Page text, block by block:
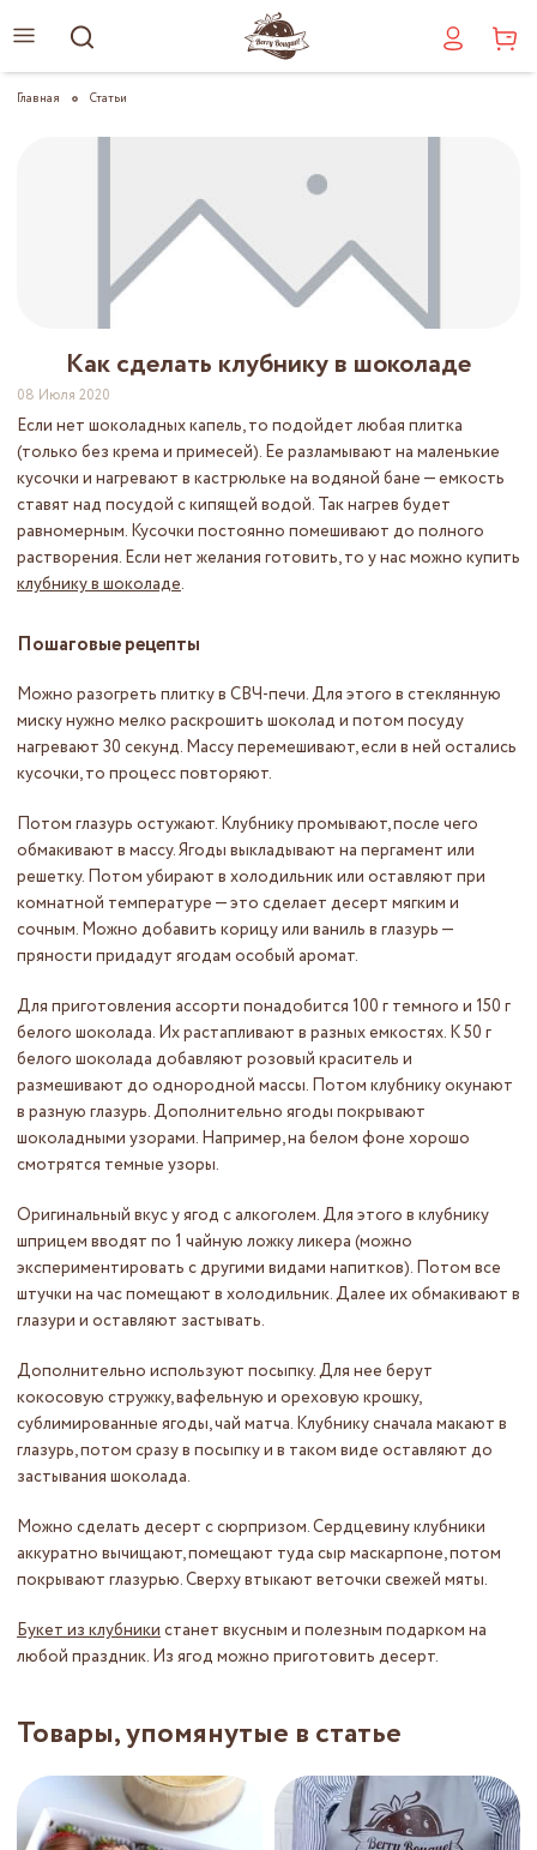
Главная Статьи
Как сделать клубнику в шоколаде
08 Июля 2020
Если нет шоколадных капель, то подойдет любая плитка
(только без крема и примесей). Ее разламывают на маленькие
кусочки и нагревают в кастрюльке на водяной бане — емкость
ставят над посудой с кипящей водой. Так нагрев будет
равномерным. Кусочки постоянно помешивают до полного
растворения. Если нет желания готовить, то у нас можно купить
клубнику в шоколаде.
Пошаговые рецепты
Можно разогреть плитку в СВЧ-печи. Для этого в стеклянную
миску нужно мелко раскрошить шоколад и потом посуду
нагревают 30 секунд. Массу перемешивают, если в ней остались
кусочки, то процесс повторяют.
Потом глазурь остужают. Клубнику промывают, после чего
обмакивают в массу. Ягоды выкладывают на пергамент или
решетку. Потом убирают в холодильник или оставляют при
комнатной температуре — это сделает десерт мягким и
сочным. Можно добавить корицу или ваниль в глазурь —
пряности придадут ягодам особый аромат.
Для приготовления ассорти понадобится 100 г темного и 150 г
белого шоколада. Их растапливают в разных емкостях. К 50 г
белого шоколада добавляют розовый краситель и
размешивают до однородной массы. Потом клубнику окунают
в разную глазурь. Дополнительно ягоды покрывают
шоколадными узорами. Например, на белом фоне хорошо
смотрятся темные узоры.
Оригинальный вкус у ягод с алкоголем. Для этого в клубнику
шприцем вводят по 1 чайную ложку ликера (можно
экспериментировать с другими видами напитков). Потом все
штучки на час помещают в холодильник. Далее их обмакивают в
глазури и оставляют застывать.
Дополнительно используют посыпку. Для нее берут
кокосовую стружку, вафельную и ореховую крошку,
сублимированные ягоды, чай матча. Клубнику сначала макают в
глазурь, потом сразу в посыпку и в таком виде оставляют до
застывания шоколада.
Можно сделать десерт с сюрпризом. Сердцевину клубники
аккуратно вычищают, помещают туда сыр маскарпоне, потом
покрывают глазурью. Сверху втыкают веточки свежей мяты.
Букет из клубникистанет вкусным и полезным подарком на
любой праздник. Из ягод можно приготовить десерт.
Товары, упомянутые в статье